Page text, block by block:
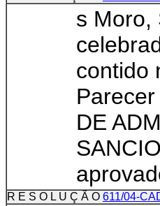
s Moro,
contido
DE
R E S O L U Ç Ã O 611/04-